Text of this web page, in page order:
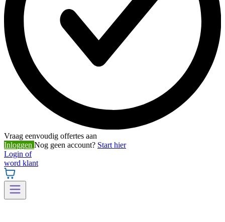
Vraag eenvoudig offertes aan
Inloggen Nog geen account? Start hier
Login of
word klant